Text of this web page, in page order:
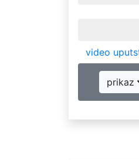
video
prikaz